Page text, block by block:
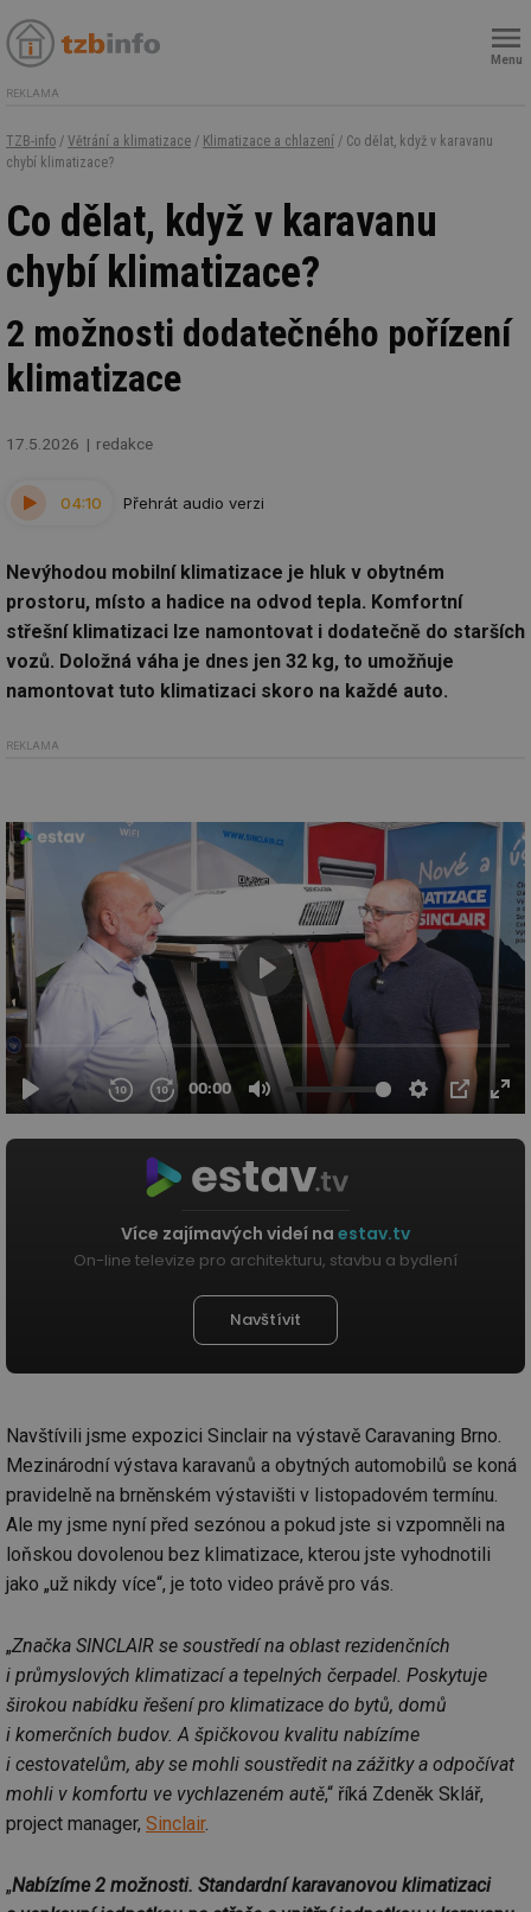
Menu
REKLAMA
TZB-info / Větrání a klimatizace / Klimatizace a chlazení / Co dělat, když v karavanu
chybí klimatizace?
Co dělat, když v karavanu
chybí klimatizace?
2 možnosti dodatečného pořízení
klimatizace
17.5.2026 redakce
04:10 Přehrát audio verzi
Nevýhodou mobilní klimatizace je hluk v obytném
prostoru, místo a hadice na odvod tepla. Komfortní
střešní klimatizaci lze namontovat i dodatečně do starších
vozů. Doložná váha je dnes jen 32 kg, to umožňuje
namontovat tuto klimatizaci skoro na každé auto.
REKLAMA
Více zajímavých videí na estav.tv
On-line televize pro architekturu, stavbu a bydlení
Navštívit
Navštívili jsme expozici Sinclair na výstavě Caravaning Brno.
Mezinárodní výstava karavanů a obytných automobilů se koná
pravidelně na brněnském výstavišti v listopadovém termínu.
Ale my jsme nyní před sezónou a pokud jste si vzpomněli na
loňskou dovolenou bez klimatizace, kterou jste vyhodnotili
jako „už nikdy více“, je toto video právě pro vás.
„Značka SINCLAIR se soustředí na oblast rezidenčních
i průmyslových klimatizací a tepelných čerpadel. Poskytuje
širokou nabídku řešení pro klimatizace do bytů, domů
i komerčních budov. A špičkovou kvalitu nabízíme
i cestovatelům, aby se mohli soustředit na zážitky a odpočívat
mohli v komfortu ve vychlazeném autě,“ říká Zdeněk Sklář,
project manager, Sinclair.
„Nabízíme 2 možnosti. Standardní karavanovou klimatizaci